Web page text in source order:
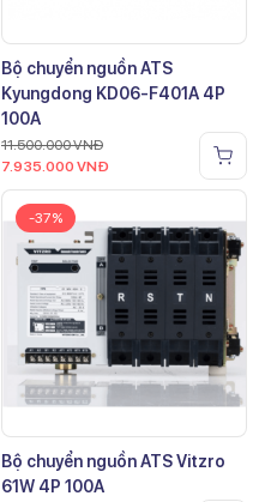
Bộ chuyển nguồn ATS
Kyungdong KD06-F401A 4P
100A
11.500.000VNĐ
7.935.000 VNĐ
-37%
Bộ chuyển nguồn ATS Vitzro
61W 4P 100A